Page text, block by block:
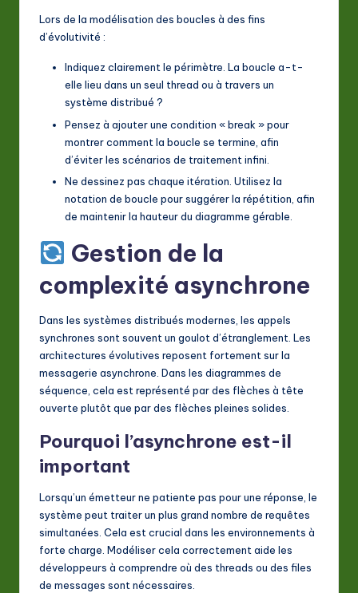
Lors de la modélisation des boucles à des fins
d’évolutivité :
Indiquez clairement le périmètre. La boucle a-t-
elle lieu dans un seul thread ou à travers un
système distribué ?
Pensez à ajouter une condition « break » pour
montrer comment la boucle se termine, afin
d’éviter les scénarios de traitement infini.
Ne dessinez pas chaque itération. Utilisez la
notation de boucle pour suggérer la répétition, afin
de maintenir la hauteur du diagramme gérable.
Gestion de la
complexité asynchrone
Dans les systèmes distribués modernes, les appels
synchrones sont souvent un goulot d’étranglement. Les
architectures évolutives reposent fortement sur la
messagerie asynchrone. Dans les diagrammes de
séquence, cela est représenté par des flèches à tête
ouverte plutôt que par des flèches pleines solides.
Pourquoi l’asynchrone est-il
important
Lorsqu’un émetteur ne patiente pas pour une réponse, le
système peut traiter un plus grand nombre de requêtes
simultanées. Cela est crucial dans les environnements à
forte charge. Modéliser cela correctement aide les
développeurs à comprendre où des threads ou des files
de messages sont nécessaires.